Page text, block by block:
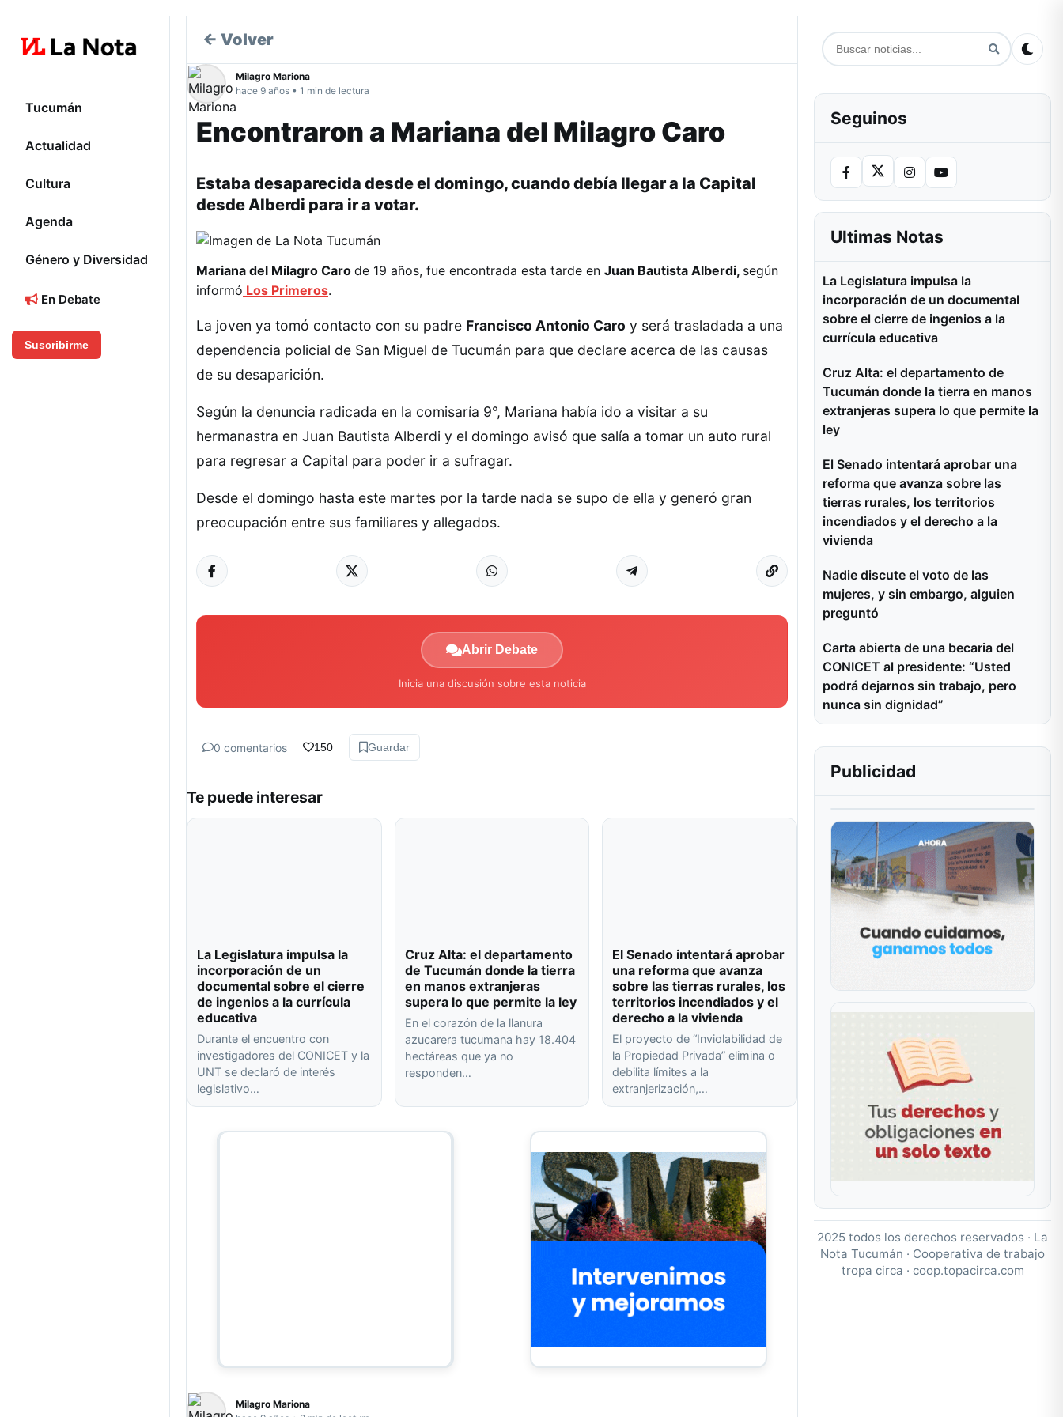
Tucumán
Actualidad
Cultura
Agenda
Género y Diversidad
En Debate
Suscribirme
← Volver
Milagro Mariona
hace 9 años • 1 min de lectura
Encontraron a Mariana del Milagro Caro
Estaba desaparecida desde el domingo, cuando debía llegar a la Capital
desde Alberdi para ir a votar.
Mariana del Milagro Caro de 19 años, fue encontrada esta tarde en Juan Bautista Alberdi, según
informó Los Primeros.
La joven ya tomó contacto con su padre Francisco Antonio Caro y será trasladada a una
dependencia policial de San Miguel de Tucumán para que declare acerca de las causas
de su desaparición.
Según la denuncia radicada en la comisaría 9°, Mariana había ido a visitar a su
hermanastra en Juan Bautista Alberdi y el domingo avisó que salía a tomar un auto rural
para regresar a Capital para poder ir a sufragar.
Desde el domingo hasta este martes por la tarde nada se supo de ella y generó gran
preocupación entre sus familiares y allegados.
Abrir Debate
Inicia una discusión sobre esta noticia
0 comentarios 150 Guardar
Te puede interesar
La Legislatura impulsa la
incorporación de un
documental sobre el cierre
de ingenios a la currícula
educativa
Durante el encuentro con
investigadores del CONICET y la
UNT se declaró de interés
legislativo…
Cruz Alta: el departamento
de Tucumán donde la tierra
en manos extranjeras
supera lo que permite la ley
En el corazón de la llanura
azucarera tucumana hay 18.404
hectáreas que ya no
responden…
El Senado intentará aprobar
una reforma que avanza
sobre las tierras rurales, los
territorios incendiados y el
derecho a la vivienda
El proyecto de “Inviolabilidad de
la Propiedad Privada” elimina o
debilita límites a la
extranjerización,…
Milagro Mariona
Seguinos
Ultimas Notas
La Legislatura impulsa la
incorporación de un documental
sobre el cierre de ingenios a la
currícula educativa
Cruz Alta: el departamento de
Tucumán donde la tierra en manos
extranjeras supera lo que permite la
ley
El Senado intentará aprobar una
reforma que avanza sobre las
tierras rurales, los territorios
incendiados y el derecho a la
vivienda
Nadie discute el voto de las
mujeres, y sin embargo, alguien
preguntó
Carta abierta de una becaria del
CONICET al presidente: “Usted
podrá dejarnos sin trabajo, pero
nunca sin dignidad”
Publicidad
2025 todos los derechos reservados · La
Nota Tucumán · Cooperativa de trabajo
tropa circa · coop.topacirca.com